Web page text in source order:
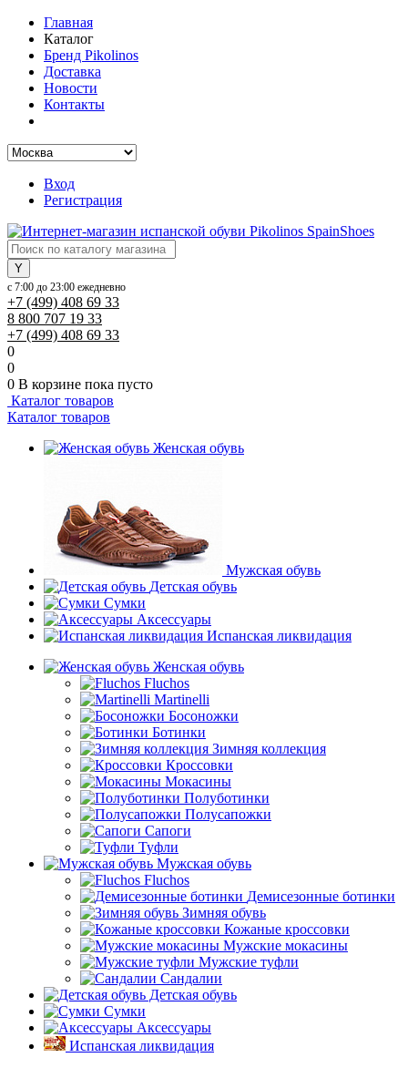
Главная
Каталог
Бренд Pikolinos
Доставка
Новости
Контакты
Вход
Регистрация
SpainShoes
с 7:00 до 23:00 ежедневно
+7 (499) 408 69 33
8 800 707 19 33
+7 (499) 408 69 33
0
0
0 В корзине пока пусто
Каталог товаров
Каталог товаров
Женская обувь
Мужская обувь
Детская обувь
Сумки
Аксессуары
Испанская ликвидация
Женская обувь
Fluchos
Martinelli
Босоножки
Ботинки
Зимняя коллекция
Кроссовки
Мокасины
Полуботинки
Полусапожки
Сапоги
Туфли
Мужская обувь
Fluchos
Демисезонные ботинки
Зимняя обувь
Кожаные кроссовки
Мужские мокасины
Мужские туфли
Сандалии
Детская обувь
Сумки
Аксессуары
Испанская ликвидация